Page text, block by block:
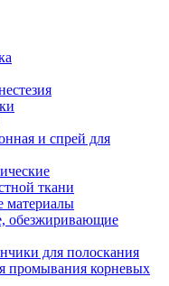
и спрей для
ткани
материалы
обезжиривающие
для полоскания
корневых